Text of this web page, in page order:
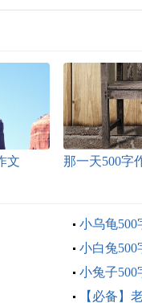
文 那一天500字
小乌龟500
小白兔500
小兔子500
【必备】